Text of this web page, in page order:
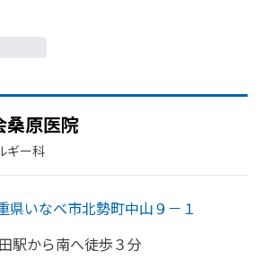
桑原医院
ギー科
県いなべ市北勢町中山９－１
駅から南へ徒歩３分